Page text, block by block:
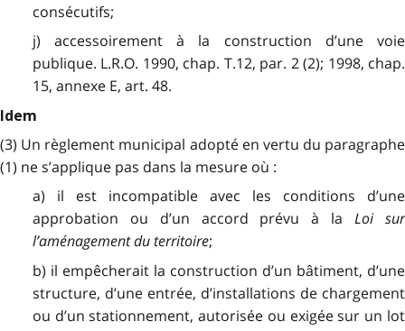
consécutifs;
j) accessoirement à la construction d’une voie
publique. L.R.O. 1990, chap. T.12, par. 2 (2); 1998, chap.
15, annexe E, art. 48.
Idem
(3) Un règlement municipal adopté en vertu du paragraphe
(1) ne s’applique pas dans la mesure où :
a) il est incompatible avec les conditions d’une
approbation ou d’un accord prévu à laLoi sur
l’aménagement du territoire;
b) il empêcherait la construction d’un bâtiment, d’une
structure, d’une entrée, d’installations de chargement
ou d’un stationnement, autorisée ou exigée sur un lot